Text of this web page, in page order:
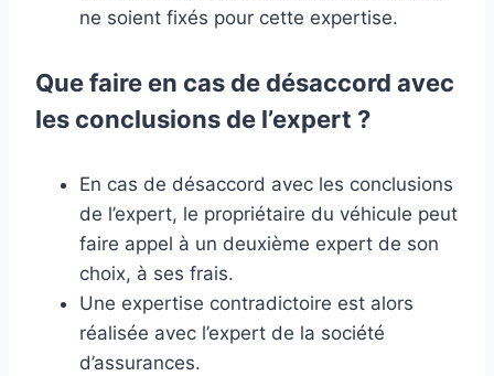
ne soient fixés pour cette expertise.
Que faire en cas de désaccord avec
les conclusions de l’expert ?
En cas de désaccord avec les conclusions
de l’expert, le propriétaire du véhicule peut
faire appel à un deuxième expert de son
choix, à ses frais.
Une expertise contradictoire est alors
réalisée avec l’expert de la société
d’assurances.